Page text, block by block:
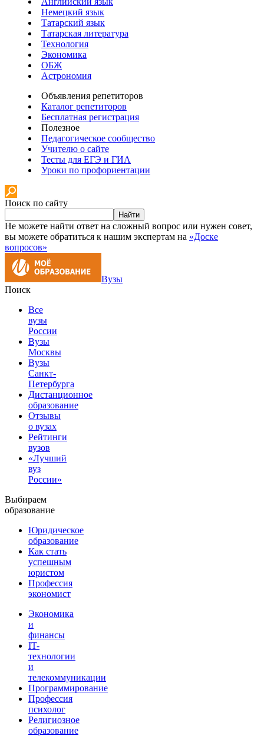
Немецкий язык
Татарский язык
Татарская литература
Технология
Экономика
ОБЖ
Астрономия
Объявления репетиторов
Каталог репетиторов
Бесплатная регистрация
Полезное
Педагогическое сообщество
Учителю о сайте
Тесты для ЕГЭ и ГИА
Уроки по профориентации
Поиск по сайту
Найти
Не можете найти ответ на сложный вопрос или нужен совет,
вы можете обратиться к нашим экспертам на «Доске
вопросов»
Вузы
Поиск
Все
вузы
России
Вузы
Москвы
Вузы
Санкт-
Петербурга
Дистанционное
образование
Отзывы
о вузах
Рейтинги
вузов
«Лучший
вуз
России»
Выбираем
образование
Юридическое
образование
Как стать
успешным
юристом
Профессия
экономист
Экономика
и
финансы
IT-
технологии
и
телекоммуникации
Программирование
Профессия
психолог
Религиозное
образование